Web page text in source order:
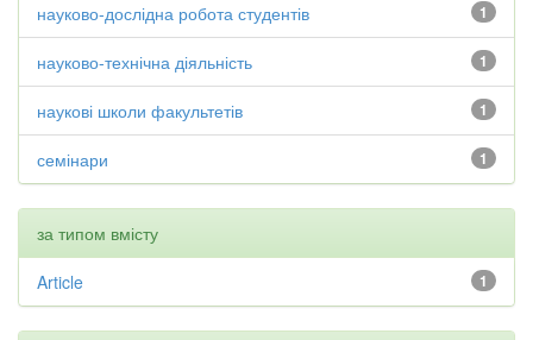
1
науково-дослідна робота студентів
1
науково-технічна діяльність
1
наукові школи факультетів
1
семінари
за типом вмісту
1
Article